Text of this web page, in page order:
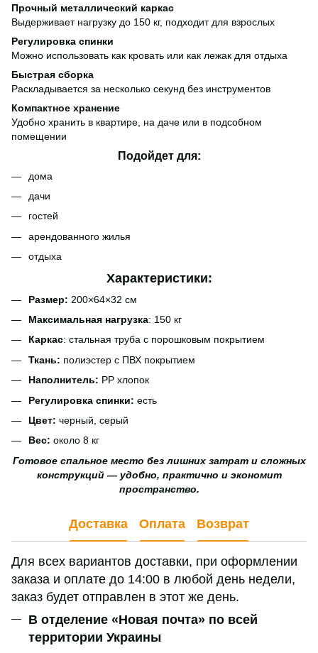
Прочный металлический каркас
Выдерживает нагрузку до 150 кг, подходит для взрослых
Регулировка спинки
Можно использовать как кровать или как лежак для отдыха
Быстрая сборка
Раскладывается за несколько секунд без инструментов
Компактное хранение
Удобно хранить в квартире, на даче или в подсобном
помещении
Подойдет для:
дома
дачи
гостей
арендованного жилья
отдыха
Характеристики:
Размер: 200×64×32 см
Максимальная нагрузка: 150 кг
Каркас: стальная труба с порошковым покрытием
Ткань: полиэстер с ПВХ покрытием
Наполнитель: PP хлопок
Регулировка спинки: есть
Цвет: черный, серый
Вес: около 8 кг
Готовое спальное место без лишних затрат и сложных
конструкций — удобно, практично и экономит
пространство.
Доставка Оплата Возврат
Для всех вариантов доставки, при оформлении
заказа и оплате до 14:00 в любой день недели,
заказ будет отправлен в этот же день.
В отделение «Новая почта» по всей
территории Украины